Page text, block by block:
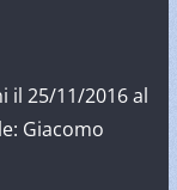
il 25/11/2016 al
Giacomo